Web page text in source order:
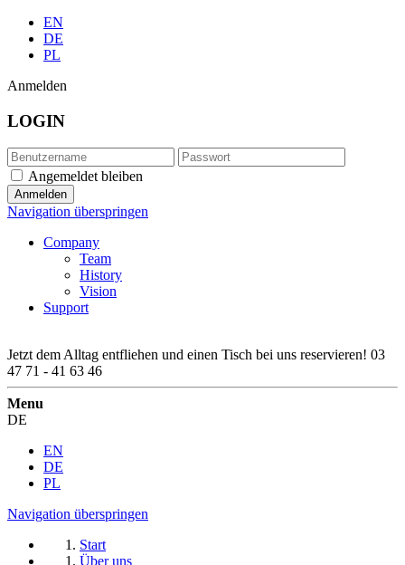
EN
DE
PL
Anmelden
LOGIN
Angemeldet bleiben
Navigation überspringen
Company
Team
History
Vision
Support
Jetzt dem Alltag entfliehen und einen Tisch bei uns reservieren! 03
47 71 - 41 63 46
Menu
DE
EN
DE
PL
Navigation überspringen
Start
Über uns